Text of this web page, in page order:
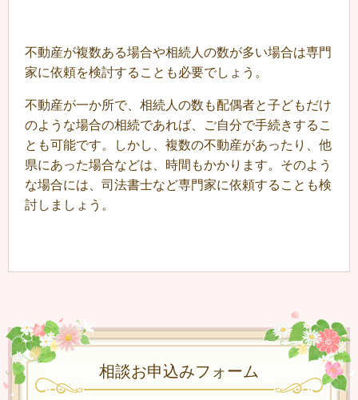
不動産が複数ある場合や相続人の数が多い場合は専門
家に依頼を検討することも必要でしょう。
不動産が一か所で、相続人の数も配偶者と子どもだけ
のような場合の相続であれば、ご自分で手続きするこ
とも可能です。しかし、複数の不動産があったり、他
県にあった場合などは、時間もかかります。そのよう
な場合には、司法書士など専門家に依頼することも検
討しましょう。
相談お申込みフォーム